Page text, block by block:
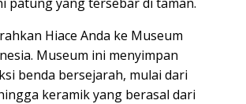
Hiace Anda ke Museum
Museum ini menyimpan
benda bersejarah, mulai dari
keramik yang berasal dari